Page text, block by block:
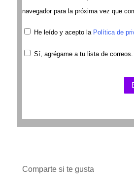
navegador para la próxima vez que
He leído y acepto la Política de
Sí, agrégame a tu lista de correos.
Comparte si te gusta